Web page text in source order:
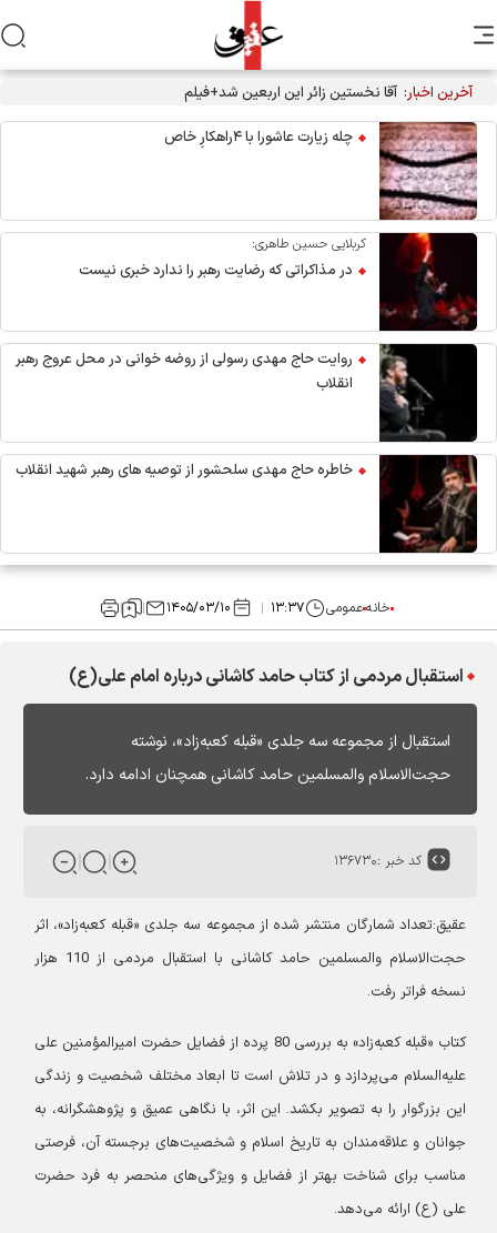
آخرین اخبار: آقا نخستین زائر این اربعین شد+فیلم
چله زیارت عاشورا با ۴راهکارِ خاص
کربلایی حسین طاهری:
در مذاکراتی که رضایت رهبر را ندارد خبری نیست
روایت حاج مهدی رسولی از روضه خوانی در محل عروج رهبر
انقلاب
خاطره حاج مهدی سلحشور از توصیه های رهبر شهید انقلاب
خانهعمومی ۱۳:۳۷ ۱۴۰۵/۰۳/۱۰
استقبال مردمی از کتاب حامد کاشانی درباره امام علی(ع)
استقبال از مجموعه سه‌ جلدی «قبله کعبه‌زاد»، نوشته
حجت‌الاسلام والمسلمین حامد کاشانی همچنان ادامه دارد.
کد خبر :۱۳۶۷۳۰
عقیق:تعداد شمارگان منتشر شده از مجموعه سه‌ جلدی «قبله کعبه‌زاد»، اثر
حجت‌الاسلام والمسلمین حامد کاشانی با استقبال مردمی از 110 هزار
نسخه فراتر رفت.
کتاب «قبله کعبه‌زاد» به بررسی 80 پرده از فضایل حضرت امیرالمؤمنین علی
علیه‌السلام می‌پردازد و در تلاش است تا ابعاد مختلف شخصیت و زندگی
این بزرگوار را به تصویر بکشد. این اثر، با نگاهی عمیق و پژوهشگرانه، به
جوانان و علاقه‌مندان به تاریخ اسلام و شخصیت‌های برجسته آن، فرصتی
مناسب برای شناخت بهتر از فضایل و ویژگی‌های منحصر به فرد حضرت
علی (ع) ارائه می‌دهد.